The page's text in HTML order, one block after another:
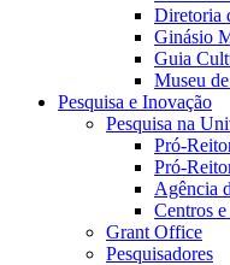
Diretoria
Ginásio
Guia
Museu
Pesquisa e Inovação
Pesquisa na
Pró-
Pró-
Agência
Centros
Grant Office
Pesquisadores